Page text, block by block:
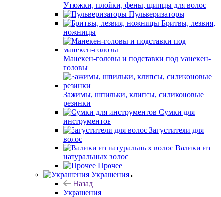
Утюжки, плойки, фены, щипцы для волос
Пульверизаторы
Бритвы, лезвия,
ножницы
Манекен-головы и подставки под манекен-
головы
Зажимы, шпильки, клипсы, силиконовые
резинки
Сумки для
инструментов
Загустители для
волос
Валики из
натуральных волос
Прочее
Украшения
Назад
Украшения